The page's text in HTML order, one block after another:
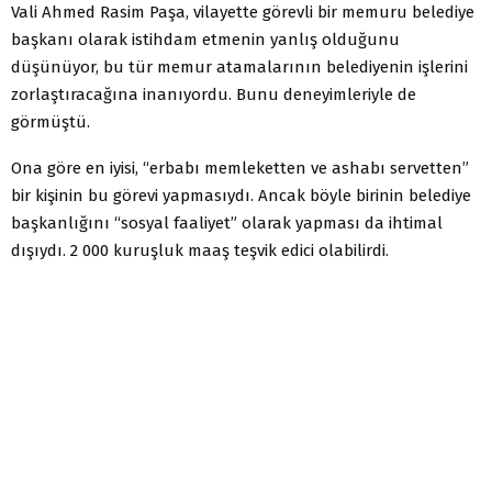
Vali Ahmed Rasim Paşa, vilayette görevli bir memuru belediye
başkanı olarak istihdam etmenin yanlış olduğunu
düşünüyor, bu tür memur atamalarının belediyenin işlerini
zorlaştıracağına inanıyordu. Bunu deneyimleriyle de
görmüştü.
Ona göre en iyisi, “erbabı memleketten ve ashabı servetten”
bir kişinin bu görevi yapmasıydı. Ancak böyle birinin belediye
başkanlığını “sosyal faaliyet” olarak yapması da ihtimal
dışıydı. 2 000 kuruşluk maaş teşvik edici olabilirdi.